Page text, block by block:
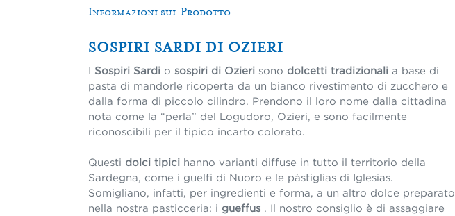
Informazioni sul Prodotto
SOSPIRI SARDI DI OZIERI
I Sospiri Sardi o sospiri di Ozieri sono dolcetti tradizionali a base di
pasta di mandorle ricoperta da un bianco rivestimento di zucchero e
dalla forma di piccolo cilindro. Prendono il loro nome dalla cittadina
nota come la “perla” del Logudoro, Ozieri, e sono facilmente
riconoscibili per il tipico incarto colorato.
Questi dolci tipici hanno varianti diffuse in tutto il territorio della
Sardegna, come i guelfi di Nuoro e le pàstiglias di Iglesias.
Somigliano, infatti, per ingredienti e forma, a un altro dolce preparato
nella nostra pasticceria: i gueffus. Il nostro consiglio è di assaggiare